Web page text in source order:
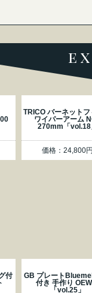
TRICO バーネット
ワイパーアーム
270mm「vol.18
価格：24,800
付
GB プレート
付き 手作り
「vol.25」